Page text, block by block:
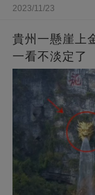
2023/11/23
貴州一懸崖上
一看不淡定了